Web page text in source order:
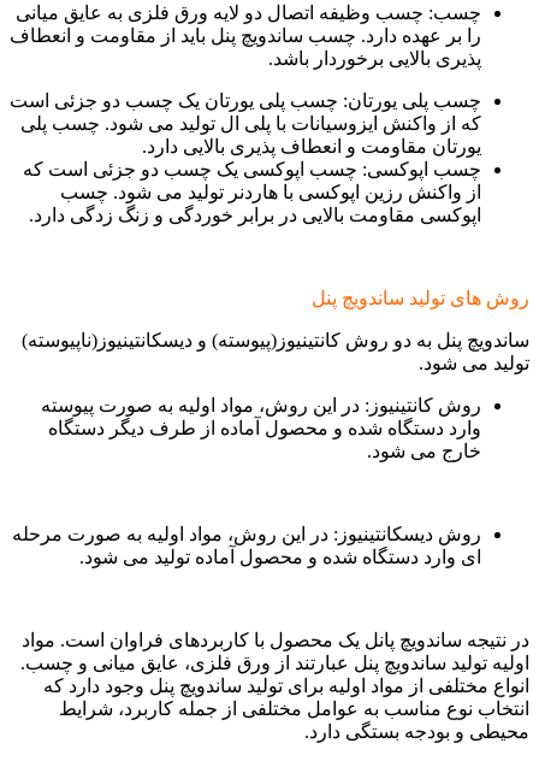
چسب: چسب وظیفه اتصال دو لایه ورق فلزی به عایق میانی
را بر عهده دارد. چسب ساندویچ پنل باید از مقاومت و انعطاف
پذیری بالایی برخوردار باشد.
چسب پلی یورتان: چسب پلی یورتان یک چسب دو جزئی است
که از واکنش ایزوسیانات با پلی ال تولید می شود. چسب پلی
یورتان مقاومت و انعطاف پذیری بالایی دارد.
چسب اپوکسی: چسب اپوکسی یک چسب دو جزئی است که
از واکنش رزین اپوکسی با هاردنر تولید می شود. چسب
اپوکسی مقاومت بالایی در برابر خوردگی و زنگ زدگی دارد.
روش های تولید ساندویچ پنل
ساندویچ پنل به دو روش کانتینیوز(پیوسته) و دیسکانتینیوز(ناپیوسته)
تولید می شود.
روش کانتینیوز: در این روش، مواد اولیه به صورت پیوسته
وارد دستگاه شده و محصول آماده از طرف دیگر دستگاه
خارج می شود.
روش دیسکانتینیوز: در این روش، مواد اولیه به صورت مرحله
ای وارد دستگاه شده و محصول آماده تولید می شود.
در نتیجه ساندویچ پانل یک محصول با کاربردهای فراوان است. مواد
اولیه تولید ساندویچ پنل عبارتند از ورق فلزی، عایق میانی و چسب.
انواع مختلفی از مواد اولیه برای تولید ساندویچ پنل وجود دارد که
انتخاب نوع مناسب به عوامل مختلفی از جمله کاربرد، شرایط
محیطی و بودجه بستگی دارد.